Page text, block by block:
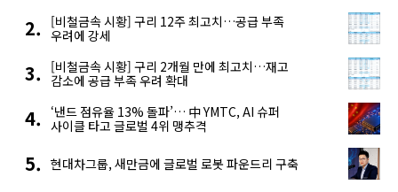
[비철금속 시황] 구리 12주 최고치…공급 부족
우려에 강세
[비철금속 시황] 구리 2개월 만에 최고치…재고
감소에 공급 부족 우려 확대
‘낸드 점유율 13% 돌파’… 中 YMTC, AI 슈퍼
사이클 타고 글로벌 4위 맹추격
현대차그룹, 새만금에 글로벌 로봇 파운드리 구축